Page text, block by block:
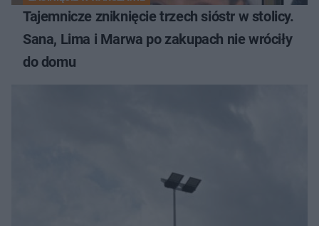
Tajemnicze zniknięcie trzech sióstr w stolicy.
Sana, Lima i Marwa po zakupach nie wróciły
do domu